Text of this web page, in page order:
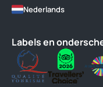
Nederlands
Labels en